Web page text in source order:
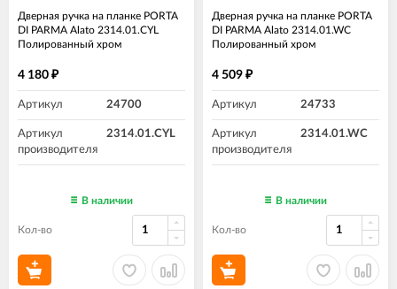
Дверная ручка на планке PORTA
DI PARMA Alato 2314.01.CYL
Полированный хром
4 180 ₽
Артикул 24700
Артикул
производителя
2314.01.CYL
В наличии
Кол-во
Дверная ручка на планке PORTA
DI PARMA Alato 2314.01.WC
Полированный хром
4 509 ₽
Артикул 24733
Артикул
производителя
2314.01.WC
В наличии
Кол-во